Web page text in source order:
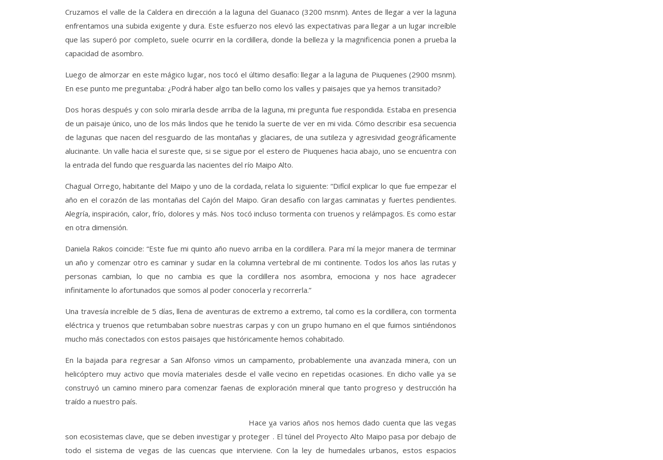
Cruzamos el valle de la Caldera en dirección a la laguna del Guanaco (3200 msnm). Antes de llegar a ver la laguna
enfrentamos una subida exigente y dura. Este esfuerzo nos elevó las expectativas para llegar a un lugar increíble
que las superó por completo, suele ocurrir en la cordillera, donde la belleza y la magnificencia ponen a prueba la
capacidad de asombro.
Luego de almorzar en este mágico lugar, nos tocó el último desafío: llegar a la laguna de Piuquenes (2900 msnm).
En ese punto me preguntaba: ¿Podrá haber algo tan bello como los valles y paisajes que ya hemos transitado?
Dos horas después y con solo mirarla desde arriba de la laguna, mi pregunta fue respondida. Estaba en presencia
de un paisaje único, uno de los más lindos que he tenido la suerte de ver en mi vida. Cómo describir esa secuencia
de lagunas que nacen del resguardo de las montañas y glaciares, de una sutileza y agresividad geográficamente
alucinante. Un valle hacia el sureste que, si se sigue por el estero de Piuquenes hacia abajo, uno se encuentra con
la entrada del fundo que resguarda las nacientes del río Maipo Alto.
Chagual Orrego, habitante del Maipo y uno de la cordada, relata lo siguiente: “Difícil explicar lo que fue empezar el
año en el corazón de las montañas del Cajón del Maipo. Gran desafío con largas caminatas y fuertes pendientes.
Alegría, inspiración, calor, frío, dolores y más. Nos tocó incluso tormenta con truenos y relámpagos. Es como estar
en otra dimensión.
Daniela Rakos coincide: “Este fue mi quinto año nuevo arriba en la cordillera. Para mí la mejor manera de terminar
un año y comenzar otro es caminar y sudar en la columna vertebral de mi continente. Todos los años las rutas y
personas cambian, lo que no cambia es que la cordillera nos asombra, emociona y nos hace agradecer
infinitamente lo afortunados que somos al poder conocerla y recorrerla.”
Una travesía increíble de 5 días, llena de aventuras de extremo a extremo, tal como es la cordillera, con tormenta
eléctrica y truenos que retumbaban sobre nuestras carpas y con un grupo humano en el que fuimos sintiéndonos
mucho más conectados con estos paisajes que históricamente hemos cohabitado.
En la bajada para regresar a San Alfonso vimos un campamento, probablemente una avanzada minera, con un
helicóptero muy activo que movía materiales desde el valle vecino en repetidas ocasiones. En dicho valle ya se
construyó un camino minero para comenzar faenas de exploración mineral que tanto progreso y destrucción ha
traído a nuestro país.
Hace ya varios años nos hemos dado cuenta que las vegas
son ecosistemas clave, que se deben investigar y proteger
4
. El túnel del Proyecto Alto Maipo pasa por debajo de
todo el sistema de vegas de las cuencas que interviene. Con la ley de humedales urbanos, estos espacios